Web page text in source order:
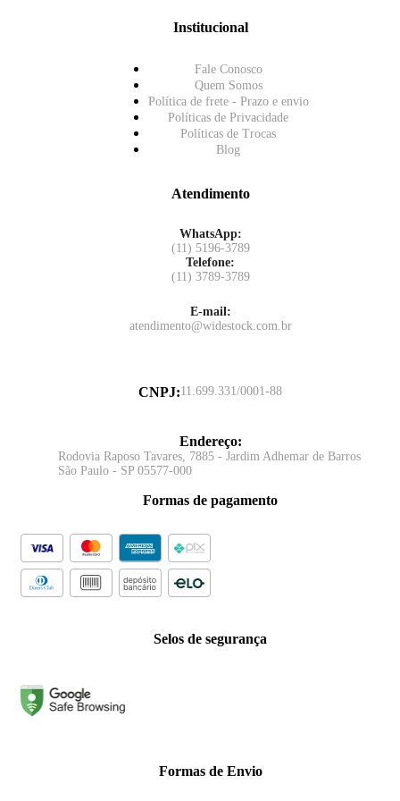
Institucional
Fale Conosco
Quem Somos
Política de frete - Prazo e envio
Políticas de Privacidade
Políticas de Trocas
Blog
Atendimento
WhatsApp:
(11) 5196-3789
Telefone:
(11) 3789-3789
E-mail:
atendimento@widestock.com.br
CNPJ:11.699.331/0001-88
Endereço:
Rodovia Raposo Tavares, 7885 - Jardim Adhemar de Barros
São Paulo - SP 05577-000
Formas de pagamento
Selos de segurança
Formas de Envio